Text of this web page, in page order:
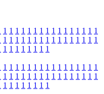
1 1 1 1 1 1 1 1 1 1 1 1 1 1 1 1
1 1 1 1 1 1 1 1 1 1 1 1 1 1 1 1
1 1 1 1 1 1 1 1
1 1 1 1 1 1 1 1 1 1 1 1 1 1 1 1
1 1 1 1 1 1 1 1 1 1 1 1 1 1 1 1
1 1 1 1 1 1 1 1